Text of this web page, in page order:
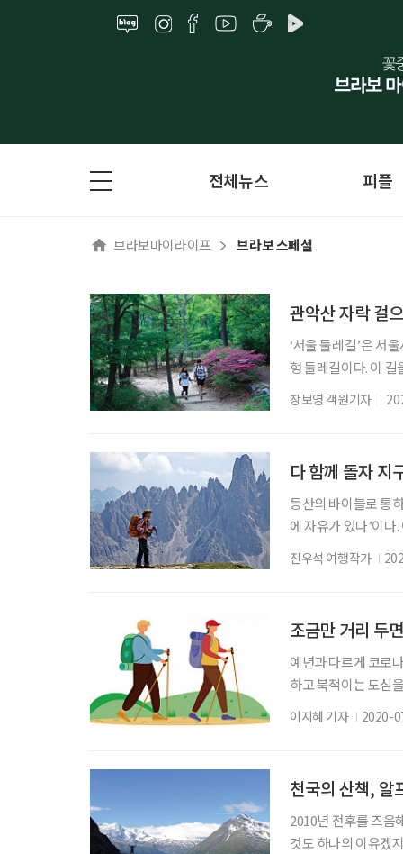
전체뉴스 피플
브라보마이라이프 브라보 스페셜
관악산 자락 걸
‘서울 둘레길’은 서
형 둘레길이다. 이
물론, 서울 시내의
발 629m의 관악산
장보영 객원기자
다 함께 돌자 지
등산의 바이블로 통
에 자유가 있다’이다
산보다 난이도가
과 교감하며 걸을
진우석 여행작가
조금만 거리 두
예년과 다르게 코로
하고 북적이는 도심
의 사항만 지킨다
과 임재영 교수 참
이지혜 기자 2020-
천국의 산책, 알
2010년 전후를 즈음
것도 하나의 이유겠